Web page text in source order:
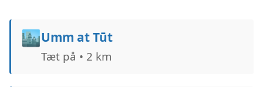
🏙️Umm at Tūt
Tæt på • 2 km